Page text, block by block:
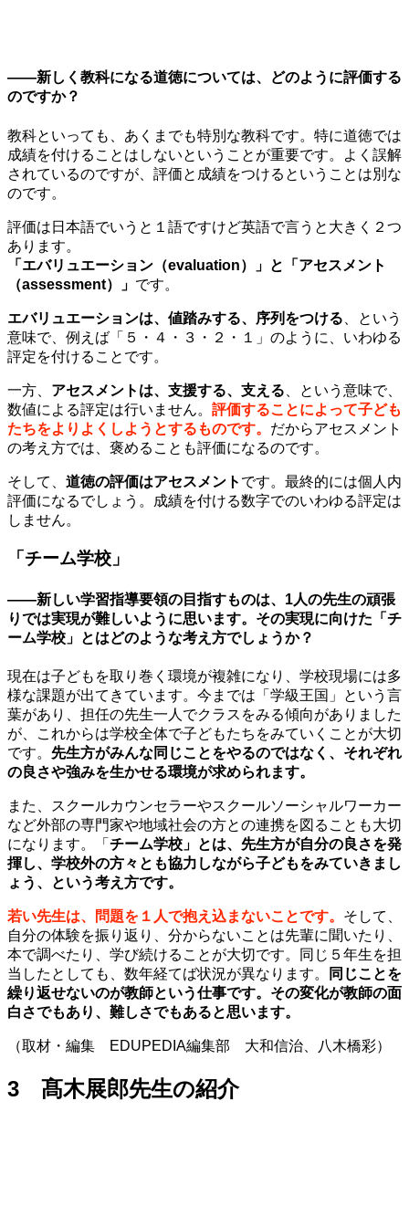
——新しく教科になる道徳については、どのように評価する
のですか？
教科といっても、あくまでも特別な教科です。特に道徳では
成績を付けることはしないということが重要です。よく誤解
されているのですが、評価と成績をつけるということは別な
のです。
評価は日本語でいうと１語ですけど英語で言うと大きく２つ
あります。
「エバリュエーション（evaluation）」と「アセスメント
（assessment）」 です。
エバリュエーションは、値踏みする、序列をつける 、という
意味で、例えば「５・４・３・２・１」のように、いわゆる
評定を付けることです。
一方、 アセスメントは、支援する、支える 、という意味で、
数値による評定は行いません。 評価することによって子ども
たちをよりよくしようとするものです。 だからアセスメント
の考え方では、褒めることも評価になるのです。
そして、 道徳の評価はアセスメント です。最終的には個人内
評価になるでしょう。成績を付ける数字でのいわゆる評定は
しません。
「チーム学校」
——新しい学習指導要領の目指すものは、1人の先生の頑張
りでは実現が難しいように思います。その実現に向けた「チ
ーム学校」とはどのような考え方でしょうか？
現在は子どもを取り巻く環境が複雑になり、学校現場には多
様な課題が出てきています。今までは「学級王国」という言
葉があり、担任の先生一人でクラスをみる傾向がありました
が、これからは学校全体で子どもたちをみていくことが大切
です。 先生方がみんな同じことをやるのではなく、それぞれ
の良さや強みを生かせる環境が求められます。
また、スクールカウンセラーやスクールソーシャルワーカー
など外部の専門家や地域社会の方との連携を図ることも大切
になります。「 チーム学校」とは、先生方が自分の良さを発
揮し、学校外の方々とも協力しながら子どもをみていきまし
ょう、という考え方です。
若い先生は、問題を１人で抱え込まないことです。 そして、
自分の体験を振り返り、分からないことは先輩に聞いたり、
本で調べたり、学び続けることが大切です。同じ５年生を担
当したとしても、数年経てば状況が異なります。
同じことを
繰り返せないのが教師という仕事です。その変化が教師の面
白さでもあり、難しさでもあると思います。
（取材・編集 EDUPEDIA編集部 大和信治、八木橋彩）
3 髙木展郎先生の紹介